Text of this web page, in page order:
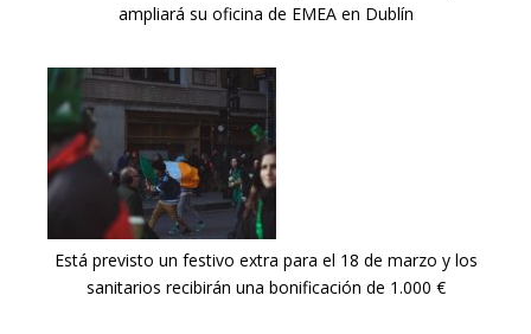
ampliará su oficina de EMEA en Dublín
Está previsto un festivo extra para el 18 de marzo y los
sanitarios recibirán una bonificación de 1.000 €